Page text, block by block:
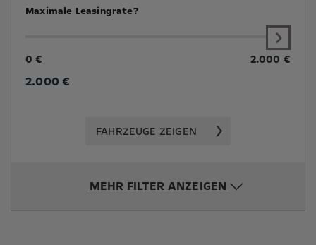
Maximale Leasingrate?
0 € 2.000 €
2.000 €
FAHRZEUGE ZEIGEN
MEHR FILTER ANZEIGEN